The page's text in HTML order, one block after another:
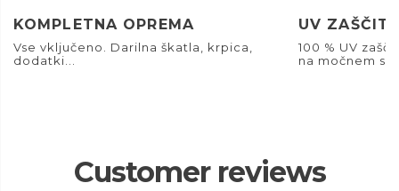
KOMPLETNA OPREMA
Vse vključeno. Darilna škatla, krpica,
dodatki...
UV
100 % UV
na močnem
Customer reviews